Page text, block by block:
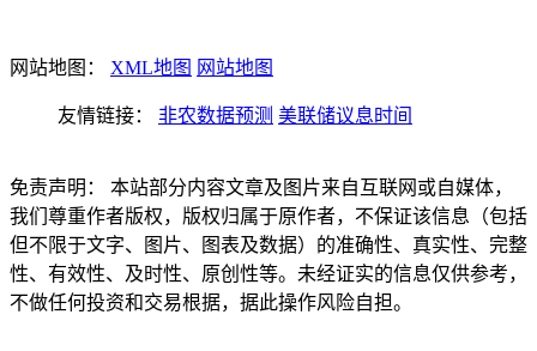
网站地图： XML地图 网站地图
友情链接： 非农数据预测 美联储议息时间
免责声明： 本站部分内容文章及图片来自互联网或自媒体，
我们尊重作者版权，版权归属于原作者，不保证该信息（包括
但不限于文字、图片、图表及数据）的准确性、真实性、完整
性、有效性、及时性、原创性等。未经证实的信息仅供参考，
不做任何投资和交易根据，据此操作风险自担。